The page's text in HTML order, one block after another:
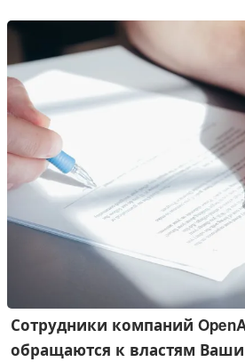
Сотрудники компаний
обращаются к властям